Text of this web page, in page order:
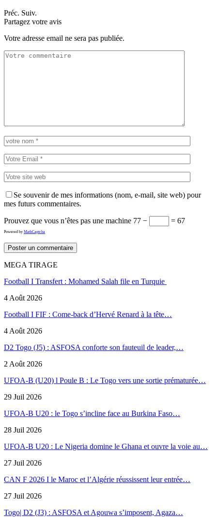
Préc. Suiv.
Partagez votre avis
Votre adresse email ne sera pas publiée.
Se souvenir de mes informations (nom, e-mail, site web) pour
mes futurs commentaires.
Prouvez que vous n’êtes pas une machine 77 − = 67
Powered by MathCaptcha
MEGA TIRAGE
Football I Transfert : Mohamed Salah file en Turquie
4 Août 2026
Football I FIF : Come-back d’Hervé Renard à la tête…
4 Août 2026
D2 Togo (J5) : ASFOSA conforte son fauteuil de leader,…
2 Août 2026
UFOA-B (U20) l Poule B : Le Togo vers une sortie prématurée…
29 Juil 2026
UFOA-B U20 : le Togo s’incline face au Burkina Faso…
28 Juil 2026
UFOA-B U20 : Le Nigeria domine le Ghana et ouvre la voie au…
27 Juil 2026
CAN F 2026 I le Maroc et l’Algérie réussissent leur entrée…
27 Juil 2026
Togo| D2 (J3) : ASFOSA et Agouwa s’imposent, Agaza…